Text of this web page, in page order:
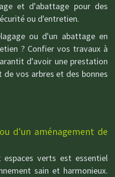
et d'abattage pour des
ou d'entretien.
ou d'un abattage en
? Confier vos travaux à
d'avoir une prestation
vos arbres et des bonnes
d'un aménagement de
verts est essentiel
sain et harmonieux.